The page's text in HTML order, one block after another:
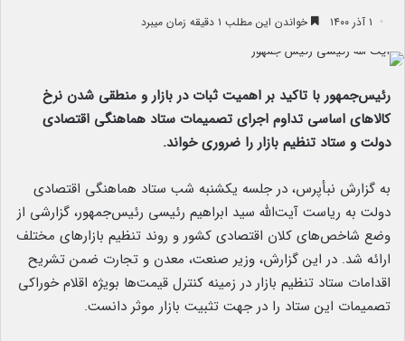
۱ آذر ۱۴۰۰ خواندن این مطلب ۱ دقیقه زمان میبرد
رئیس‌جمهور با تاکید بر اهمیت ثبات در بازار و منطقی شدن نرخ
کالاهای اساسی تداوم اجرای تصمیمات ستاد هماهنگی اقتصادی
دولت و ستاد تنظیم بازار را ضروری خواند.
به گزارش نبأپرس، در جلسه یکشنبه شب ستاد هماهنگی اقتصادی
دولت به ریاست آیت‌الله سید ابراهیم رئیسی رئیس‌جمهور، گزارشی از
وضع شاخص‌های کلان اقتصادی کشور و روند تنظیم بازارهای مختلف
ارائه شد. در این گزارش، وزیر صنعت، معدن و تجارت ضمن تشریح
اقدامات ستاد تنظیم بازار در زمینه کنترل قیمت‌ها بویژه اقلام خوراکی
تصمیمات این ستاد را در جهت تثبیت بازار موثر دانست.